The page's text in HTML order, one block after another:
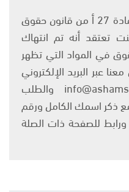
يتم الاستخدام المواد وفقًا للمادة 27 أ من قانون حقوق
2007، وإن كنت تعتقد أنه تم انتهاك
في المواد التي تظهر
عبر البريد الإلكتروني
على العنوان التالي: info@ashams.com والطلب
ذكر اسمك الكامل ورقم
للصفحة ذات الصلة